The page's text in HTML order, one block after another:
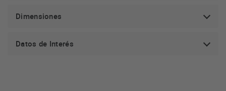
Dimensiones
Datos de Interés